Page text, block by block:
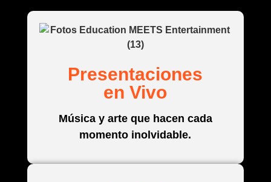
Presentaciones
en Vivo​​
Música y arte que hacen cada
momento inolvidable.